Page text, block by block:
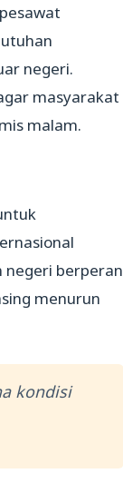
negeri.
masyarakat
malam.
negeri berperan
menurun
kondisi